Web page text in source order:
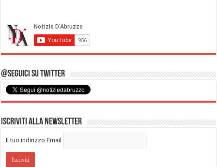
@Seguici su Twitter
Iscriviti alla Newsletter
Il tuo indirizzo Email